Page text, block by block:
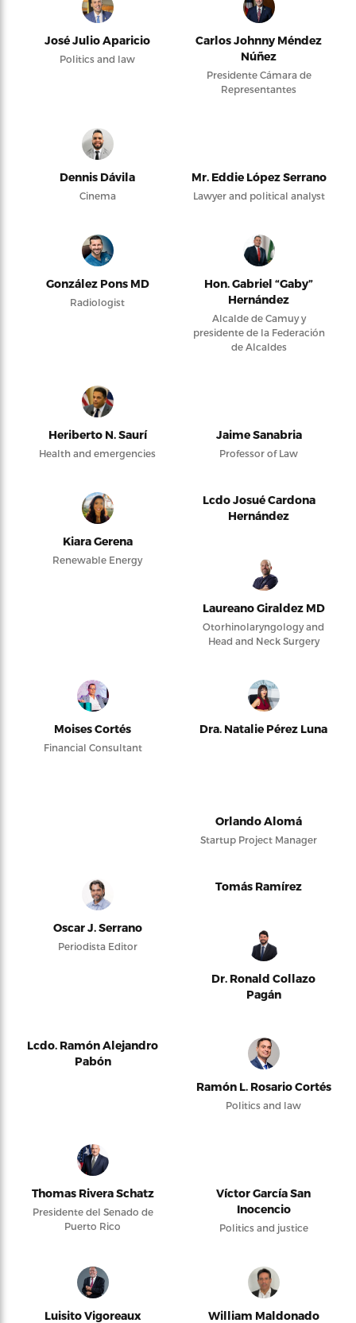
José Julio Aparicio
Politics and law
Carlos Johnny Méndez
Núñez
Presidente Cámara de
Representantes
Dennis Dávila
Cinema
Mr. Eddie López Serrano
Lawyer and political analyst
González Pons MD
Radiologist
Hon. Gabriel “Gaby”
Hernández
Alcalde de Camuy y
presidente de la Federación
de Alcaldes
Heriberto N. Saurí
Health and emergencies
Jaime Sanabria
Professor of Law
Kiara Gerena
Renewable Energy
Lcdo Josué Cardona
Hernández
Laureano Giraldez MD
Otorhinolaryngology and
Head and Neck Surgery
Moises Cortés
Financial Consultant
Dra. Natalie Pérez Luna
Orlando Alomá
Startup Project Manager
Oscar J. Serrano
Periodista Editor
Tomás Ramírez
Dr. Ronald Collazo
Pagán
Lcdo. Ramón Alejandro
Pabón
Ramón L. Rosario Cortés
Politics and law
Thomas Rivera Schatz
Presidente del Senado de
Puerto Rico
Víctor García San
Inocencio
Politics and justice
Luisito Vigoreaux William Maldonado